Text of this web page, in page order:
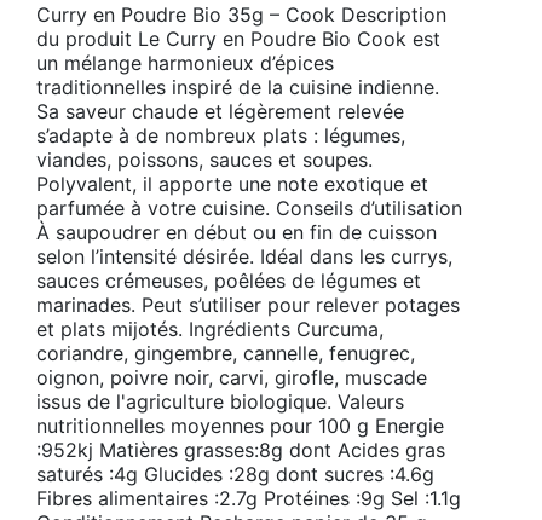
Curry en Poudre Bio 35g – Cook Description
du produit Le Curry en Poudre Bio Cook est
un mélange harmonieux d’épices
traditionnelles inspiré de la cuisine indienne.
Sa saveur chaude et légèrement relevée
s’adapte à de nombreux plats : légumes,
viandes, poissons, sauces et soupes.
Polyvalent, il apporte une note exotique et
parfumée à votre cuisine. Conseils d’utilisation
À saupoudrer en début ou en fin de cuisson
selon l’intensité désirée. Idéal dans les currys,
sauces crémeuses, poêlées de légumes et
marinades. Peut s’utiliser pour relever potages
et plats mijotés. Ingrédients Curcuma,
coriandre, gingembre, cannelle, fenugrec,
oignon, poivre noir, carvi, girofle, muscade
issus de l'agriculture biologique. Valeurs
nutritionnelles moyennes pour 100 g Energie
:952kj Matières grasses:8g dont Acides gras
saturés :4g Glucides :28g dont sucres :4.6g
Fibres alimentaires :2.7g Protéines :9g Sel :1.1g